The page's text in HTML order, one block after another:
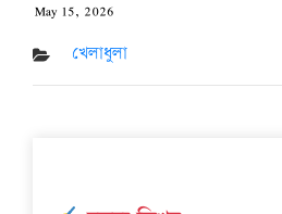
Posted
on
May 15, 2026
খেলাধুলা